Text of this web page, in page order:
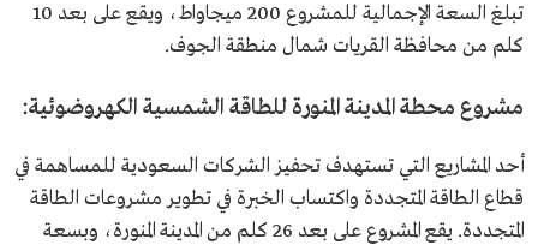
تبلغ السعة الإجمالية للمشروع 200 ميجاواط، ويقع ​على بعد 10
كلم من محافظة القريات شمال منطقة الجوف.
مشروع محطة المدينة المنورة للطاقة الشمسية الكهروضوئية:
أحد المشاريع التي تستهدف تحفيز الشركات السعودية للمساهمة في
قطاع الطاقة المتجددة واكتساب الخبرة في تطوير مشروعات الطاقة
المتجددة. يقع المشروع على بعد 26 كلم من المدينة المنورة، وبسعة